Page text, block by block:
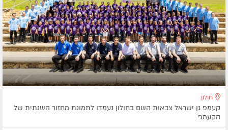
חולון
קעמפ גן ישראל צבאות השם בחולון נעמדו לתמונת מחזור השנתית של
הקעמפ